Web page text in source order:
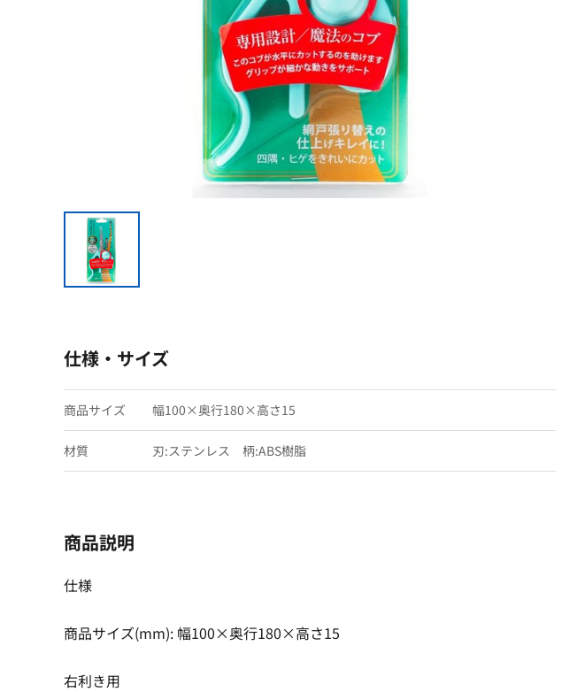
仕様・サイズ
商品サイズ 幅100×奥行180×高さ15
材質 刃:ステンレス 柄:ABS樹脂
商品説明
仕様
商品サイズ(mm): 幅100×奥行180×高さ15
右利き用